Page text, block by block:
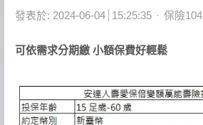
發表於: 2024-06-04 15:25:35 Author
保險104
可依需求分期繳 小額保費好輕鬆